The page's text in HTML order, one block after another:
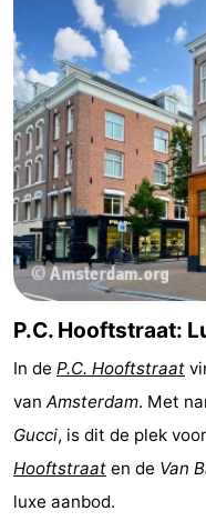
P.C. Hooftstraat:
In de P.C. Hooftstraat
van Amsterdam. Met
Gucci, is dit de plek
Hooftstraat en de Van
luxe aanbod.